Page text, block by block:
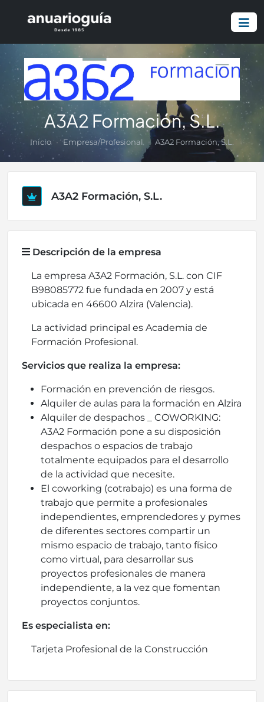
A3A2 Formación, S.L.
Inicio Empresa/Profesional A3A2 Formación, S.L.
A3A2 Formación, S.L.
Descripción de la empresa
La empresa A3A2 Formación, S.L. con CIF
B98085772 fue fundada en 2007 y está
ubicada en 46600 Alzira (Valencia).
La actividad principal es Academia de
Formación Profesional.
Servicios que realiza la empresa:
Formación en prevención de riesgos.
Alquiler de aulas para la formación en Alzira
Alquiler de despachos _ COWORKING:
A3A2 Formación pone a su disposición
despachos o espacios de trabajo
totalmente equipados para el desarrollo
de la actividad que necesite.
El coworking (cotrabajo) es una forma de
trabajo que permite a profesionales
independientes, emprendedores y pymes
de diferentes sectores compartir un
mismo espacio de trabajo, tanto físico
como virtual, para desarrollar sus
proyectos profesionales de manera
independiente, a la vez que fomentan
proyectos conjuntos.
Es especialista en:
Tarjeta Profesional de la Construcción